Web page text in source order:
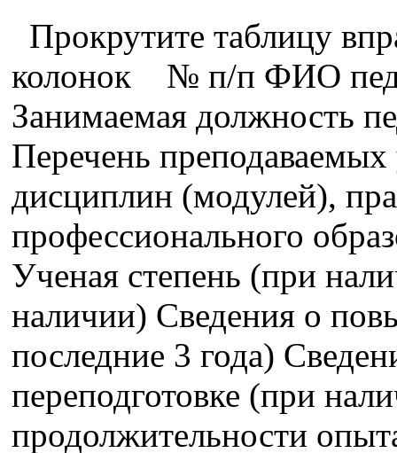
Прокрутите таблицу
колонок № п/п ФИО
Занимаемая должность
Перечень
дисциплин (модулей),
профессионального
Ученая степень (при
наличии) Сведения о
последние 3 года)
переподготовке (при
продолжительности